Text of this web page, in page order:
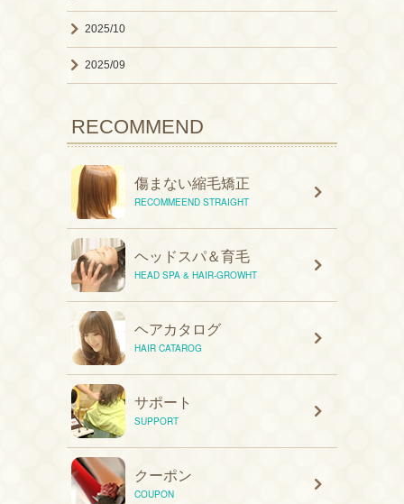
2025/10
2025/09
RECOMMEND
傷まない縮毛矯正
RECOMMEEND STRAIGHT
ヘッドスパ＆育毛
HEAD SPA & HAIR-GROWHT
ヘアカタログ
HAIR CATAROG
サポート
SUPPORT
クーポン
COUPON